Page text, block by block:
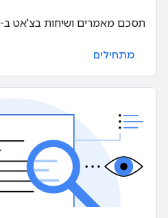
תסכם מאמרים ושיחות בצ'אט ב-1-3 נקודות.
מתחילים